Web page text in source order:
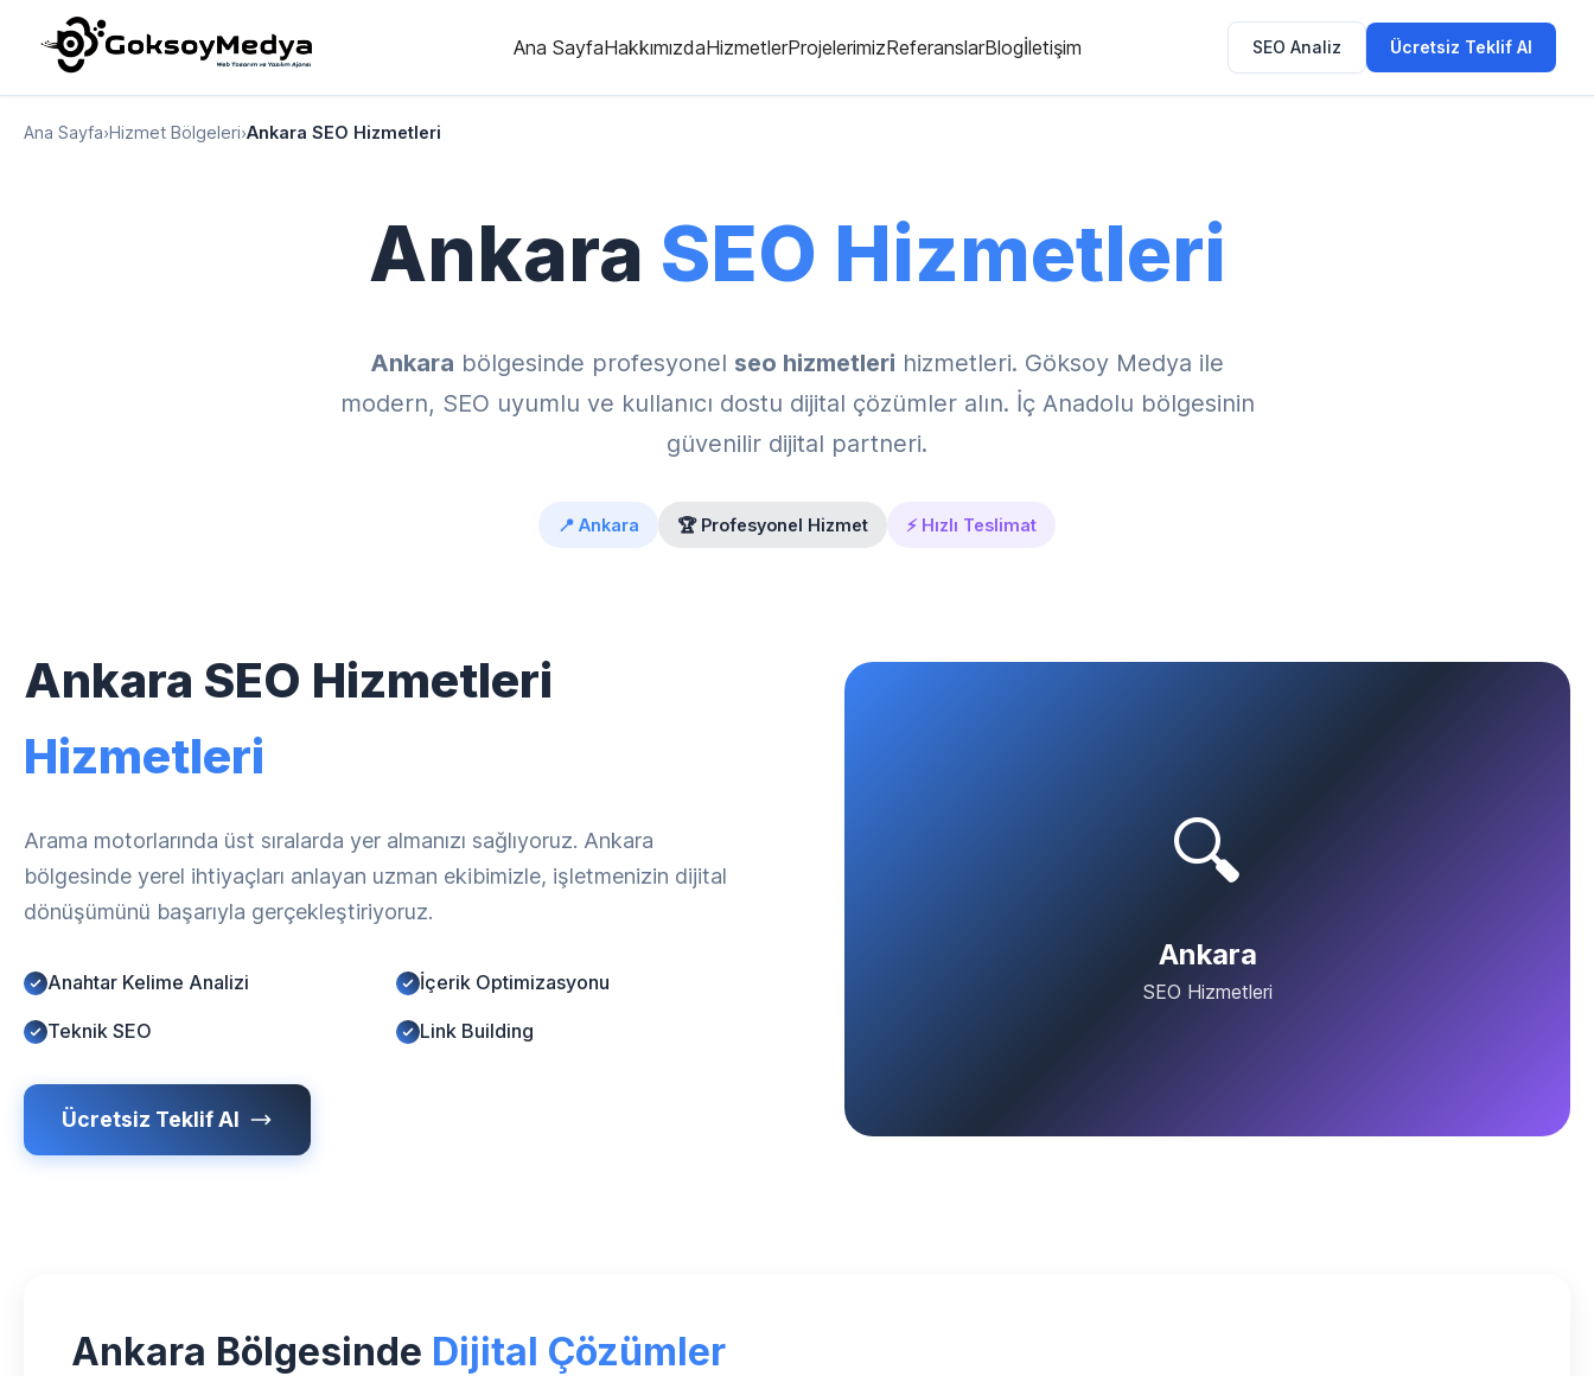
Ana SayfaHakkımızdaHizmetlerProjelerimizReferanslarBlogİletişim SEO Analiz Ücretsiz Teklif Al
Ana Sayfa›Hizmet Bölgeleri›Ankara SEO Hizmetleri
Ankara SEO Hizmetleri
Ankara bölgesinde profesyonel seo hizmetleri hizmetleri. Göksoy Medya ile
modern, SEO uyumlu ve kullanıcı dostu dijital çözümler alın. İç Anadolu bölgesinin
güvenilir dijital partneri.
📍 Ankara 🏆 Profesyonel Hizmet ⚡ Hızlı Teslimat
Ankara SEO Hizmetleri
Hizmetleri
Arama motorlarında üst sıralarda yer almanızı sağlıyoruz. Ankara
bölgesinde yerel ihtiyaçları anlayan uzman ekibimizle, işletmenizin dijital
dönüşümünü başarıyla gerçekleştiriyoruz.
Anahtar Kelime Analizi İçerik Optimizasyonu
Teknik SEO Link Building
Ücretsiz Teklif Al
🔍
Ankara
SEO Hizmetleri
Ankara Bölgesinde Dijital Çözümler